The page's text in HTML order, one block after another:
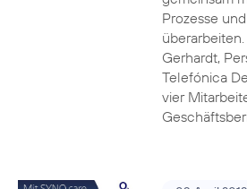
Prozesse
Gerhardt,
Telefónica
vier